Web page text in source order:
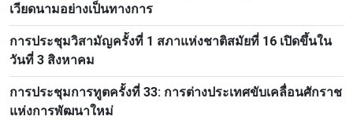
เวียดนามอย่างเป็นทางการ
การประชุมวิสามัญครั้งที่ 1 สภาแห่งชาติสมัยที่ 16 เปิดขึ้นใน
วันที่ 3 สิงหาคม
การประชุมการทูตครั้งที่ 33: การต่างประเทศขับเคลื่อนศักราช
แห่งการพัฒนาใหม่